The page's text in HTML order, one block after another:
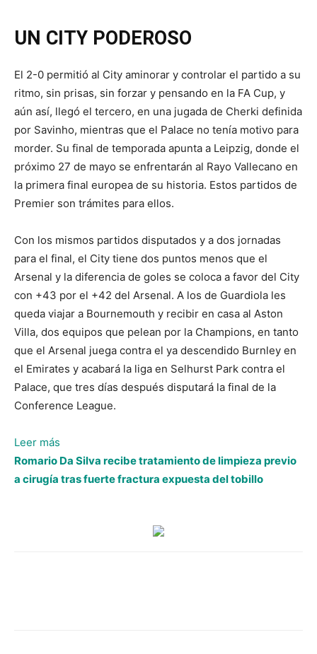
UN CITY PODEROSO
El 2-0 permitió al City aminorar y controlar el partido a su
ritmo, sin prisas, sin forzar y pensando en la FA Cup, y
aún así, llegó el tercero, en una jugada de Cherki definida
por Savinho, mientras que el Palace no tenía motivo para
morder. Su final de temporada apunta a Leipzig, donde el
próximo 27 de mayo se enfrentarán al Rayo Vallecano en
la primera final europea de su historia. Estos partidos de
Premier son trámites para ellos.
Con los mismos partidos disputados y a dos jornadas
para el final, el City tiene dos puntos menos que el
Arsenal y la diferencia de goles se coloca a favor del City
con +43 por el +42 del Arsenal. A los de Guardiola les
queda viajar a Bournemouth y recibir en casa al Aston
Villa, dos equipos que pelean por la Champions, en tanto
que el Arsenal juega contra el ya descendido Burnley en
el Emirates y acabará la liga en Selhurst Park contra el
Palace, que tres días después disputará la final de la
Conference League.
Leer más
Manchester
City
Romario Da Silva recibe tratamiento de limpieza previo
a cirugía tras fuerte fractura expuesta del tobillo